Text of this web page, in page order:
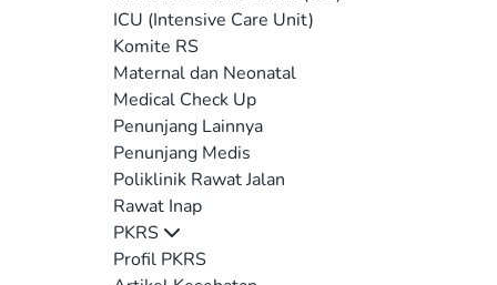
ICU (Intensive Care Unit)
Komite RS
Maternal dan Neonatal
Medical Check Up
Penunjang Lainnya
Penunjang Medis
Poliklinik Rawat Jalan
Rawat Inap
PKRS
Profil PKRS